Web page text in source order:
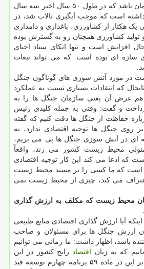
آن دفاع می کند، باید یادمان باشد که در طول ۵۰ سال اخیر سه سال
است که موجب آبگیری تالاب شد، در
یک هکتار از کشاورزی، باغداری و دامداری
کشاورزی همچنان رو به گسترش بوده
افزایش است و تنها اتکای ستاد احیای
سازه ای بوده است. که می تواند تبعات
در مورد آتش سوزی های گوناگون جنگل
که انتقادات بسیاری نسبت به عملکرد
عرض آن یعنی سازمان جنگل ها را به
و گفت: وقتی به جمله کلیدی رئیس
حفاظت از جنگل ها دقت کنیم که گفته
روی جنگل ها توجیه اقتصادی ندارد، به
ای در آتش سوزی جنگل ها پی می بریم،
محیط زیست کشور می زند، واقعاً
که ادعا می کند این کار توجیه اقتصادی
است که ما کسی را بر مسند محیط زیست
می کند، چیزی از محیط زیست نمی
محیط زیست که مکلف به ارزش گذاری
آیا ارزش گذاری اقتصادی منابع طبیعی
ارزش جنگل ها برای مسئولان و صاحب
باشد، اظهار داشت: ما زمانی می توانیم
که به زبان اقتصاد رایج کشور در این
زمینه صحبت نماییم، بنا بر این در ماده ۵۹ برنامه چهارم توسعه قید